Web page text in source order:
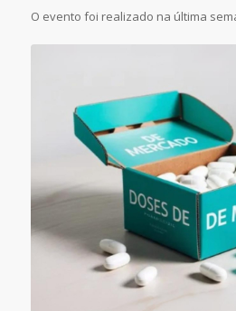
O evento foi realizado na última